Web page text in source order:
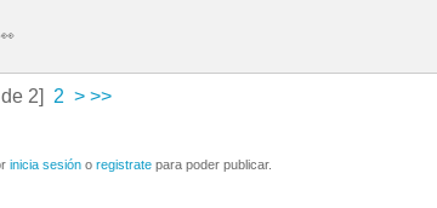
2] 2 >>>
inicia sesión o registrate para poder publicar.